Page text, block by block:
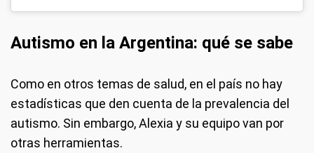
Autismo en la Argentina: qué se sabe
Como en otros temas de salud, en el país no hay
estadísticas que den cuenta de la prevalencia del
autismo. Sin embargo, Alexia y su equipo van por
otras herramientas.